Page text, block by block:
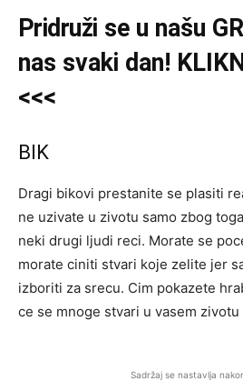
Pridruži se u našu
nas svaki dan!
<<<
BIK
Dragi bikovi prestanite se plasiti
ne uzivate u zivotu samo zbog
neki drugi ljudi reci. Morate se
morate ciniti stvari koje zelite jer
izboriti za srecu. Cim pokazete
ce se mnoge stvari u vasem
Sadržaj se nastavlja